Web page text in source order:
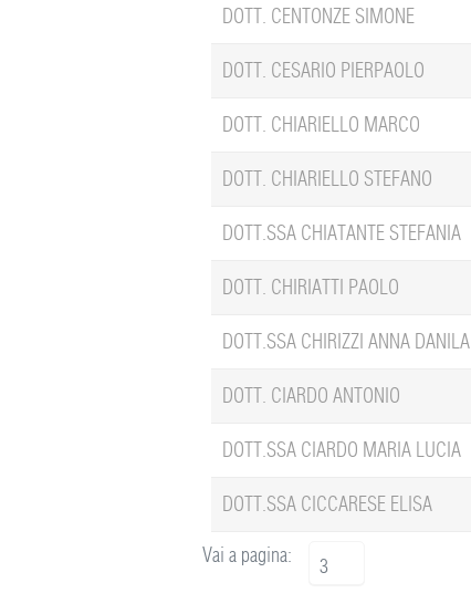
DOTT. CENTONZE SIMONE
DOTT. CESARIO PIERPAOLO
DOTT. CHIARIELLO MARCO
DOTT. CHIARIELLO STEFANO
DOTT.SSA CHIATANTE STEFANIA
DOTT. CHIRIATTI PAOLO
DOTT.SSA CHIRIZZI ANNA DANILA
DOTT. CIARDO ANTONIO
DOTT.SSA CIARDO MARIA LUCIA
DOTT.SSA CICCARESE ELISA
Vai a pagina: 3